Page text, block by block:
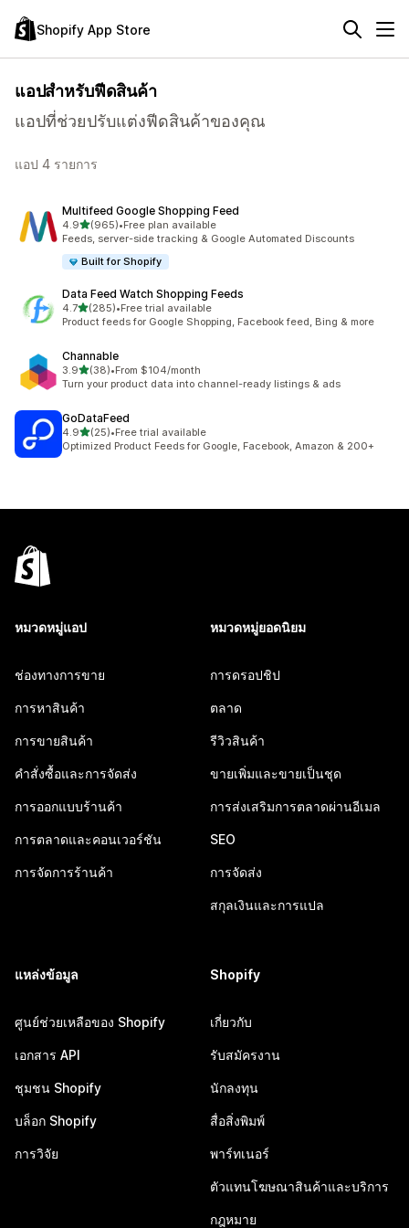
Shopify App Store
แอปสำหรับฟีดสินค้า
แอปที่ช่วยปรับแต่งฟีดสินค้าของคุณ
แอป 4 รายการ
Multifeed Google Shopping Feed
4.9เต็ม 5 ดาว
(965)
ทั้งหมด 965 รีวิว
•Free plan available
Feeds, server-side tracking & Google Automated Discounts
Built for Shopify
Data Feed Watch Shopping Feeds
4.7เต็ม 5 ดาว
(285)
ทั้งหมด 285 รีวิว
•Free trial available
Product feeds for Google Shopping, Facebook feed, Bing & more
Channable
3.9เต็ม 5 ดาว
(38)
ทั้งหมด 38 รีวิว
•From $104/month
Turn your product data into channel-ready listings & ads
GoDataFeed
4.9เต็ม 5 ดาว
(25)
ทั้งหมด 25 รีวิว
•Free trial available
Optimized Product Feeds for Google, Facebook, Amazon & 200+
หมวดหมู่แอป
ช่องทางการขาย
การหาสินค้า
การขายสินค้า
คำสั่งซื้อและการจัดส่ง
การออกแบบร้านค้า
การตลาดและคอนเวอร์ชัน
การจัดการร้านค้า
หมวดหมู่ยอดนิยม
การดรอปชิป
ตลาด
รีวิวสินค้า
ขายเพิ่มและขายเป็นชุด
การส่งเสริมการตลาดผ่านอีเมล
SEO
การจัดส่ง
สกุลเงินและการแปล
แหล่งข้อมูล
ศูนย์ช่วยเหลือของ Shopify
เอกสาร API
ชุมชน Shopify
บล็อก Shopify
การวิจัย
Shopify
เกี่ยวกับ
รับสมัครงาน
นักลงทุน
สื่อสิ่งพิมพ์
พาร์ทเนอร์
ตัวแทนโฆษณาสินค้าและบริการ
กฎหมาย